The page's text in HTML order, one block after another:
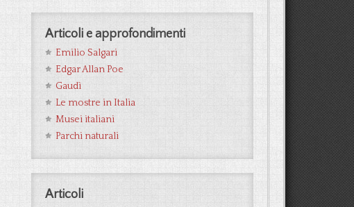
Articoli e approfondimenti
Emilio Salgari
Edgar Allan Poe
Gaudì
Le mostre in Italia
Musei italiani
Parchi naturali
Articoli